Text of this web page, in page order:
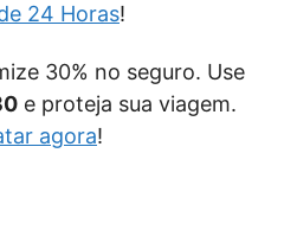
24 Horas!
30% no seguro. Use
e proteja sua viagem.
agora!